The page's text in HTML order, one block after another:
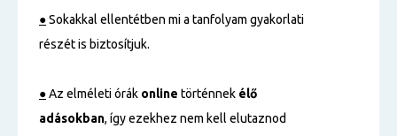
●Sokakkal ellentétben mi a tanfolyam gyakorlati
részét is biztosítjuk.
●Az elméleti órák online történnek élő
adásokban, így ezekhez nem kell elutaznod